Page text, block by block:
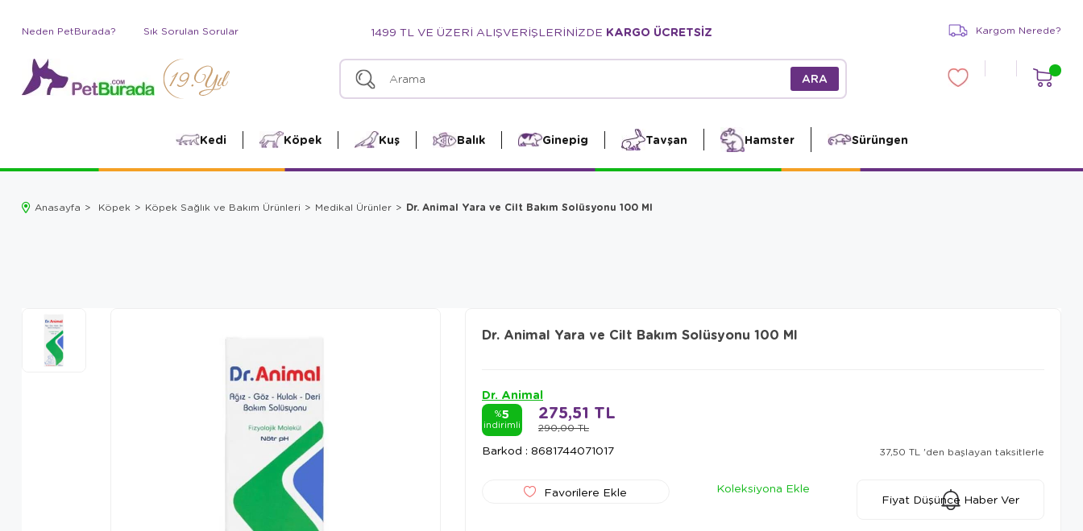
Neden PetBurada? Sık Sorulan Sorular 1499 TL VE ÜZERİ ALIŞVERİŞLERİNİZDE KARGO ÜCRETSİZ Kargom Nerede?
Kedi Köpek Kuş Balık Ginepig Tavşan Hamster Sürüngen
Anasayfa Köpek Köpek Sağlık ve Bakım Ürünleri Medikal Ürünler Dr. Animal Yara ve Cilt Bakım Solüsyonu 100 Ml
Dr. Animal Yara ve Cilt Bakım Solüsyonu 100 Ml
Dr. Animal
%5
indirimli 290,00 TL
275,51 TL
Barkod : 8681744071017 37,50 TL 'den başlayan taksitlerle
Favorilere Ekle
Koleksiyona Ekle
Fiyat Düşünce Haber Ver